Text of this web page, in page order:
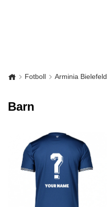
Fotboll Arminia Bielefeld
Barn